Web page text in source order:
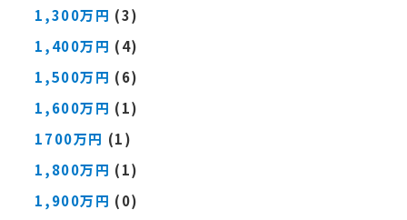
1,300万円 (3)
1,400万円 (4)
1,500万円 (6)
1,600万円 (1)
1700万円 (1)
1,800万円 (1)
1,900万円 (0)